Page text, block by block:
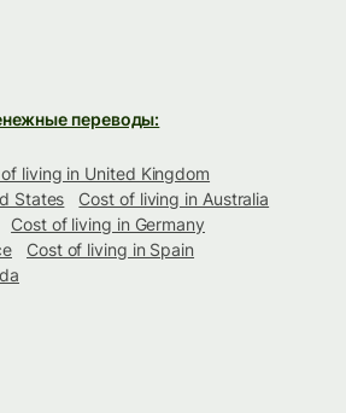
переводы:
living in United Kingdom
States
Cost of living in Australia
Cost of living in Germany
Cost of living in Spain